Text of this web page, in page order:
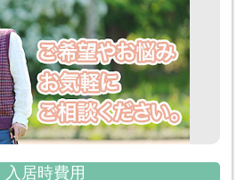
入居時費用